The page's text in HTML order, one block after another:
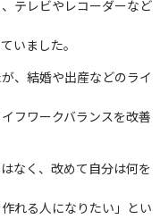
テレビやレコーダーなど
いました。
、結婚や出産などのライ
フワークバランスを改善
なく、改めて自分は何を
れる人になりたい」とい